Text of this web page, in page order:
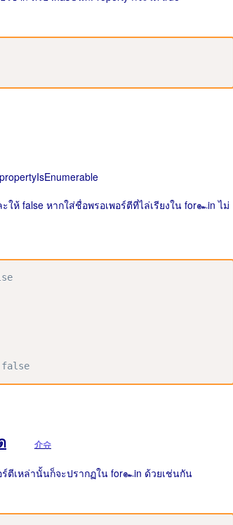
ห้ false หากใส่ชื่อพรอเพอร์ตีที่ไล่เรียงใน for๛in ไม่
介슈
ร์ตีเหล่านั้นก็จะปรากฏใน for๛in ด้วยเช่นกัน